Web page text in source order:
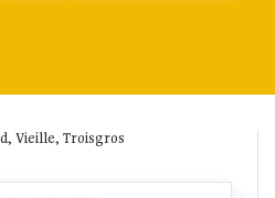
Vieille, Troisgros